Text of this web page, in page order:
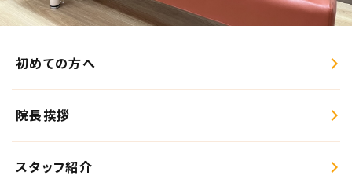
初めての方へ
院長挨拶
スタッフ紹介